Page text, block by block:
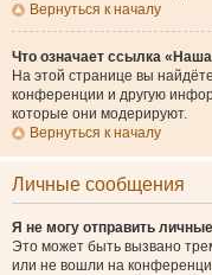
Вернуться к началу
Что означает ссылка
На этой странице вы
конференции и другую
которые они модерируют.
Вернуться к началу
Личные сообщения
Я не могу отправить
Это может быть вызвано
или не вошли на